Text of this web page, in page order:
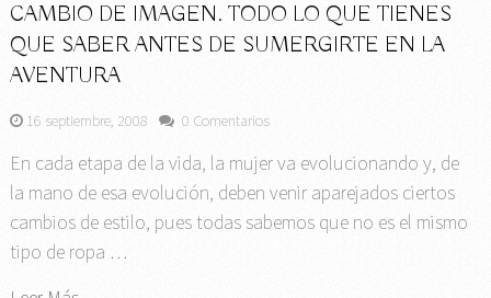
CAMBIO DE IMAGEN. TODO LO QUE TIENES
QUE SABER ANTES DE SUMERGIRTE EN LA
AVENTURA
16 septiembre, 2008 0 Comentarios
En cada etapa de la vida, la mujer va evolucionando y, de
la mano de esa evolución, deben venir aparejados ciertos
cambios de estilo, pues todas sabemos que no es el mismo
tipo de ropa …